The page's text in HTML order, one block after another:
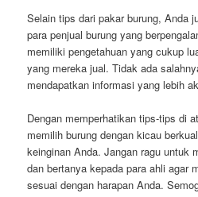
Selain tips dari pakar burung, Anda
para penjual burung yang
memiliki pengetahuan yang cukup
yang mereka jual. Tidak ada
mendapatkan informasi yang lebih
Dengan memperhatikan tips-tips di
memilih burung dengan kicau
keinginan Anda. Jangan ragu untuk
dan bertanya kepada para ahli agar
sesuai dengan harapan Anda.